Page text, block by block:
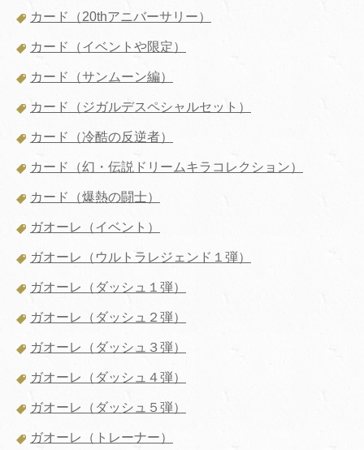
カード（20thアニバーサリー）
カード（イベントや限定）
カード（サンムーン編）
カード（ジガルデスペシャルセット）
カード（冷酷の反逆者）
カード（幻・伝説ドリームキラコレクション）
カード（爆熱の闘士）
ガオーレ（イベント）
ガオーレ（ウルトラレジェンド１弾）
ガオーレ（ダッシュ１弾）
ガオーレ（ダッシュ２弾）
ガオーレ（ダッシュ３弾）
ガオーレ（ダッシュ４弾）
ガオーレ（ダッシュ５弾）
ガオーレ（トレーナー）